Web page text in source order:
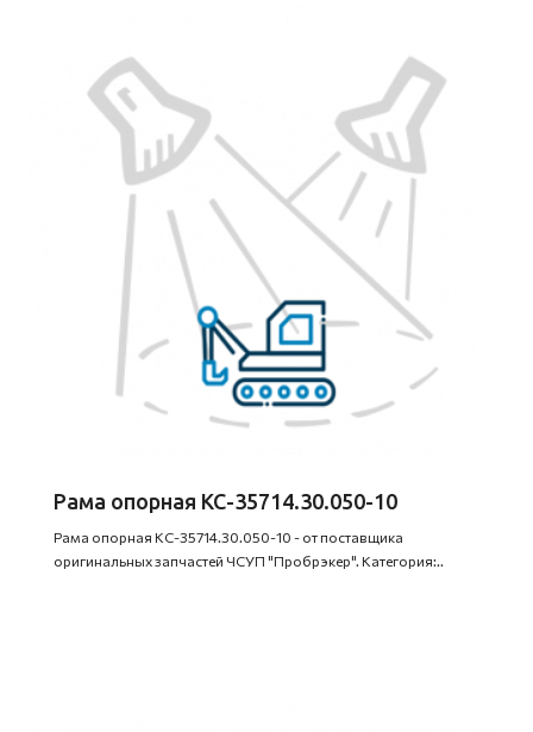
Рама опорная КС-35714.30.050-10
Рама опорная КС-35714.30.050-10 - от поставщика
оригинальных запчастей ЧСУП "Пробрэкер". Категория:..